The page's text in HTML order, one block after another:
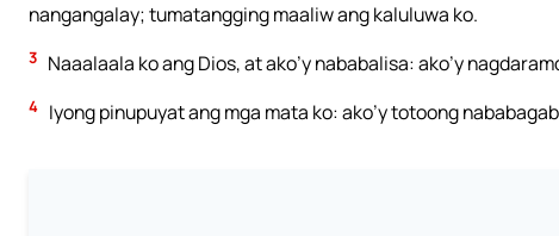
nangangalay; tumatangging maaliw ang kaluluwa ko.
3 Naaalaala ko ang Dios, at ako’y nababalisa: ako’y
4 Iyong pinupuyat ang mga mata ko: ako’y totoong